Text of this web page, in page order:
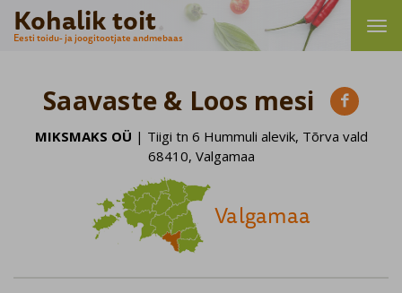
Kohalik toit
Eesti toidu- ja joogitootjate andmebaas
Saavaste & Loos mesi 
MIKSMAKS OÜ | Tiigi tn 6 Hummuli alevik, Tõrva vald
68410, Valgamaa
Valgamaa